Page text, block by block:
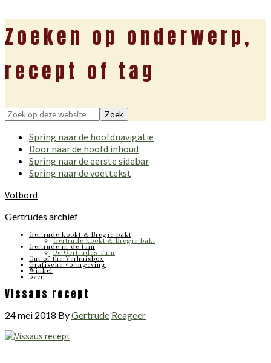
Zoeken op onderwerp,
recept of tag
Zoek
deze
website
Spring naar de hoofdnavigatie
Door naar de hoofd inhoud
Spring naar de eerste sidebar
Spring naar de voettekst
Volbord
Gertrudes archief
Gertrude kookt & Bregje bakt
Gertrude kookt & Bregje bakt
Gertrude in de tuin
De Gertrudes Tuin
Out of the Verhuisbox
Grafische vormgeving
Winkel
over
Vissaus recept
24 mei 2018 ByGertrude Reageer